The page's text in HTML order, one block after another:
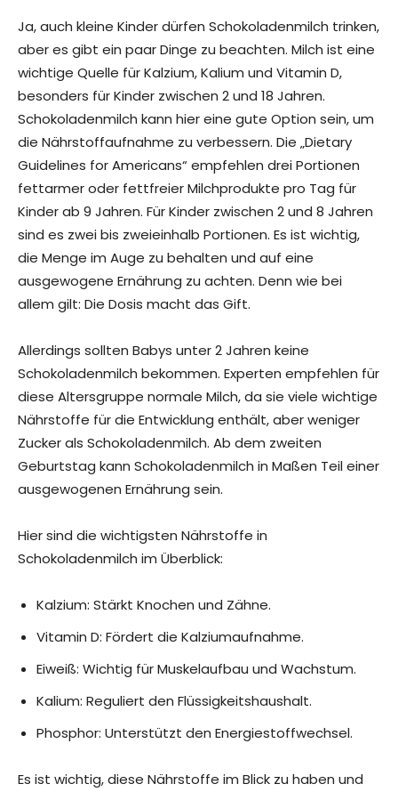
Ja, auch kleine Kinder dürfen Schokoladenmilch trinken,
aber es gibt ein paar Dinge zu beachten. Milch ist eine
wichtige Quelle für Kalzium, Kalium und Vitamin D,
besonders für Kinder zwischen 2 und 18 Jahren.
Schokoladenmilch kann hier eine gute Option sein, um
die Nährstoffaufnahme zu verbessern. Die „Dietary
Guidelines for Americans“ empfehlen drei Portionen
fettarmer oder fettfreier Milchprodukte pro Tag für
Kinder ab 9 Jahren. Für Kinder zwischen 2 und 8 Jahren
sind es zwei bis zweieinhalb Portionen. Es ist wichtig,
die Menge im Auge zu behalten und auf eine
ausgewogene Ernährung zu achten. Denn wie bei
allem gilt: Die Dosis macht das Gift.
Allerdings sollten Babys unter 2 Jahren keine
Schokoladenmilch bekommen. Experten empfehlen für
diese Altersgruppe normale Milch, da sie viele wichtige
Nährstoffe für die Entwicklung enthält, aber weniger
Zucker als Schokoladenmilch. Ab dem zweiten
Geburtstag kann Schokoladenmilch in Maßen Teil einer
ausgewogenen Ernährung sein.
Hier sind die wichtigsten Nährstoffe in
Schokoladenmilch im Überblick:
Kalzium: Stärkt Knochen und Zähne.
Vitamin D: Fördert die Kalziumaufnahme.
Eiweiß: Wichtig für Muskelaufbau und Wachstum.
Kalium: Reguliert den Flüssigkeitshaushalt.
Phosphor: Unterstützt den Energiestoffwechsel.
Es ist wichtig, diese Nährstoffe im Blick zu haben und